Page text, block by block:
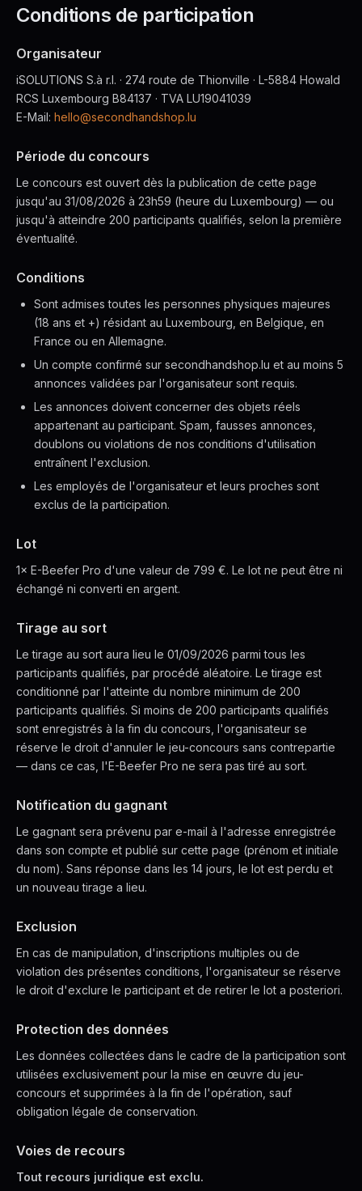
Conditions de participation
Organisateur
iSOLUTIONS S.à r.l. · 274 route de Thionville · L-5884 Howald
RCS Luxembourg B84137 · TVA LU19041039
E-Mail: hello@secondhandshop.lu
Période du concours
Le concours est ouvert dès la publication de cette page
jusqu'au 31/08/2026 à 23h59 (heure du Luxembourg) — ou
jusqu'à atteindre 200 participants qualifiés, selon la première
éventualité.
Conditions
Sont admises toutes les personnes physiques majeures
(18 ans et +) résidant au Luxembourg, en Belgique, en
France ou en Allemagne.
Un compte confirmé sur secondhandshop.lu et au moins 5
annonces validées par l'organisateur sont requis.
Les annonces doivent concerner des objets réels
appartenant au participant. Spam, fausses annonces,
doublons ou violations de nos conditions d'utilisation
entraînent l'exclusion.
Les employés de l'organisateur et leurs proches sont
exclus de la participation.
Lot
1× E-Beefer Pro d'une valeur de 799 €. Le lot ne peut être ni
échangé ni converti en argent.
Tirage au sort
Le tirage au sort aura lieu le 01/09/2026 parmi tous les
participants qualifiés, par procédé aléatoire. Le tirage est
conditionné par l'atteinte du nombre minimum de 200
participants qualifiés. Si moins de 200 participants qualifiés
sont enregistrés à la fin du concours, l'organisateur se
réserve le droit d'annuler le jeu-concours sans contrepartie
— dans ce cas, l'E-Beefer Pro ne sera pas tiré au sort.
Notification du gagnant
Le gagnant sera prévenu par e-mail à l'adresse enregistrée
dans son compte et publié sur cette page (prénom et initiale
du nom). Sans réponse dans les 14 jours, le lot est perdu et
un nouveau tirage a lieu.
Exclusion
En cas de manipulation, d'inscriptions multiples ou de
violation des présentes conditions, l'organisateur se réserve
le droit d'exclure le participant et de retirer le lot a posteriori.
Protection des données
Les données collectées dans le cadre de la participation sont
utilisées exclusivement pour la mise en œuvre du jeu-
concours et supprimées à la fin de l'opération, sauf
obligation légale de conservation.
Voies de recours
Tout recours juridique est exclu.